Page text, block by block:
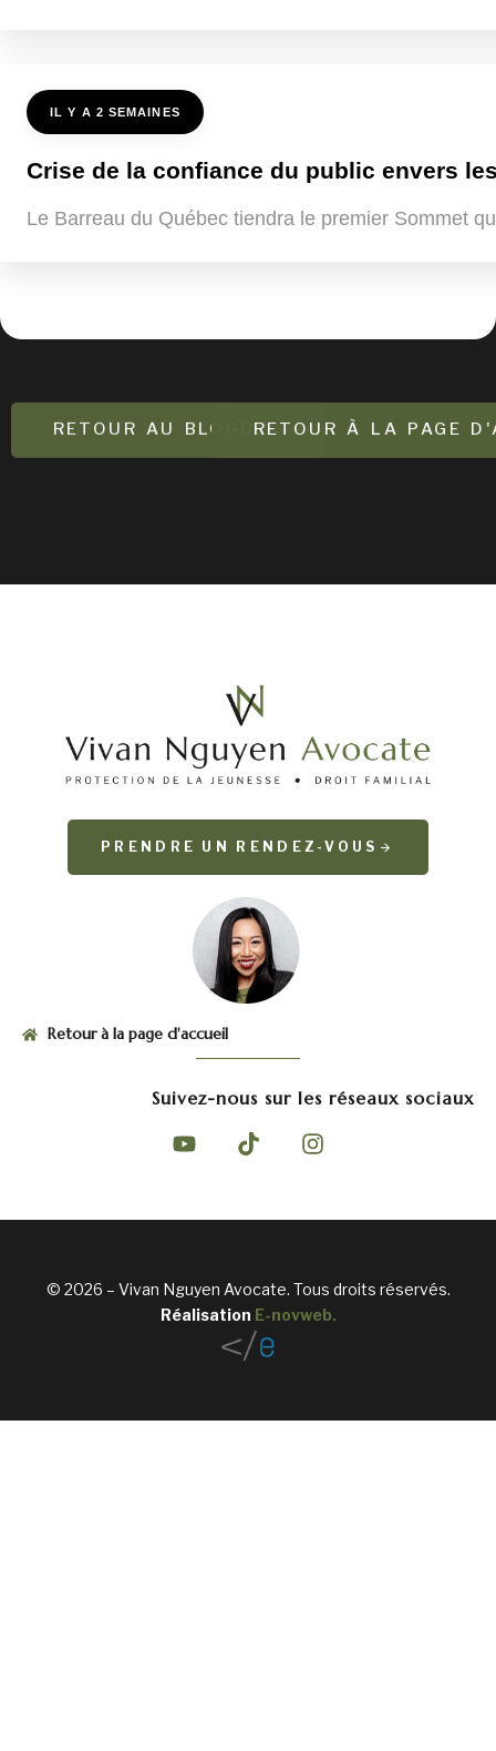
IL Y A 2 SEMAINES
Crise de la confiance du public envers
Le Barreau du Québec tiendra le premier Sommet
RETOUR AU BLOGUERETOUR À LA PAGE
PRENDRE UN RENDEZ-VOUS
Retour à la page d'accueil
Suivez-nous sur les réseaux sociaux
© 2026 – Vivan Nguyen Avocate. Tous droits réservés.
Réalisation E-novweb.